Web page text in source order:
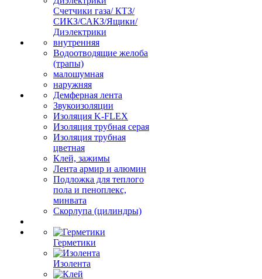
Счетчики газа/ КТЗ/
СИКЗ/САКЗ/Ящики/
Диэлектрики
внутренняя
Водоотводящие желоба
(трапы)
малошумная
наружняя
Демферная лента
Звукоизоляции
Изоляция K-FLEX
Изоляция трубная серая
Изоляция трубная
цветная
Клей, зажимы
Лента армир и алюмин
Подложка для теплого
пола и пеноплекс,
минвата
Скорлупа (цилиндры)
Герметики
Изолента